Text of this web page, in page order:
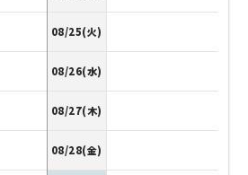
08/25(火)
08/26(水)
08/27(木)
08/28(金)